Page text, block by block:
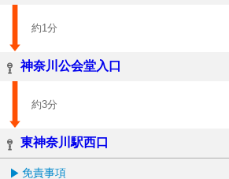
約1分
神奈川公会堂入口
約3分
東神奈川駅西口
免責事項